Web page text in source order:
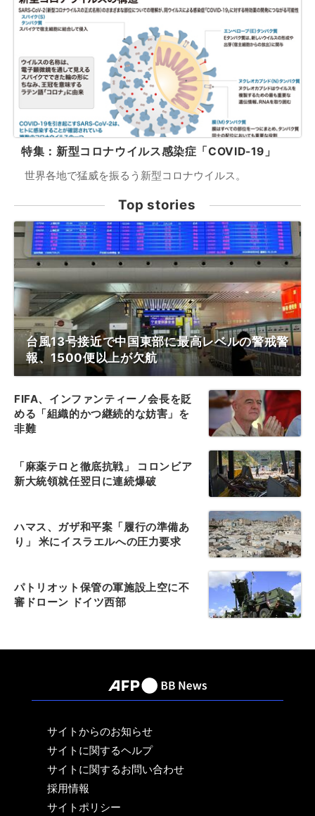
特集：新型コロナウイルス感染症「COVID-19」
世界各地で猛威を振るう新型コロナウイルス。
Top stories
台風13号接近で中国東部に最高レベルの警戒警
報、1500便以上が欠航
FIFA、インファンティーノ会長を貶
める「組織的かつ継続的な妨害」を
非難
「麻薬テロと徹底抗戦」 コロンビア
新大統領就任翌日に連続爆破
ハマス、ガザ和平案「履行の準備あ
り」 米にイスラエルへの圧力要求
パトリオット保管の軍施設上空に不
審ドローン ドイツ西部
サイトからのお知らせ
サイトに関するヘルプ
サイトに関するお問い合わせ
採用情報
サイトポリシー